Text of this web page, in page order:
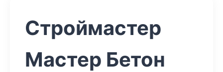
Строймастер
Мастер Бетон